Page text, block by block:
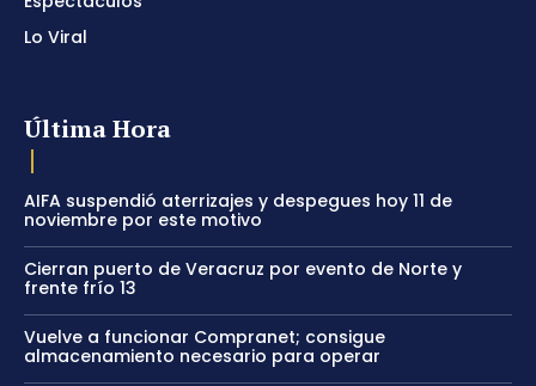
Lo Viral
Última Hora
AIFA suspendió aterrizajes y despegues hoy 11 de
noviembre por este motivo
Cierran puerto de Veracruz por evento de Norte y
frente frío 13
Vuelve a funcionar Compranet; consigue
almacenamiento necesario para operar